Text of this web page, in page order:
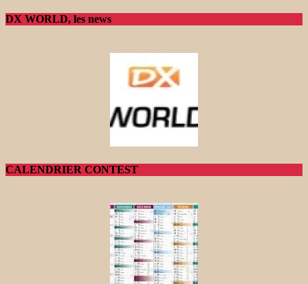
DX WORLD, les news
CALENDRIER CONTEST